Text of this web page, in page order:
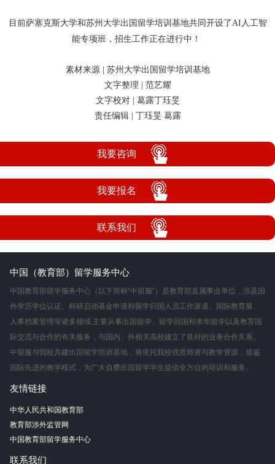
目前萨塞克斯大学和苏州大学出国留学培训基地共同开设了AI 人工智
能专项班，招生工作正在进行中！
素材来源 | 苏州大学出国留学培训基地
文字整理 | 范艺耀
文字校对 | 葛露丁珏旻
责任编辑 | 丁珏旻 葛露
我要咨询
我要报名
联系我们
中国（教育部）留学服务中心
中国教育部留学服务中心（以下简称“中留服”）是教育部直属事业单位，涉及国
外学历学位认证、科研启动基金申请和留学归国人员工作派遣、国际教育展、
人事档案管理等诸多领域,主要从事出国留学、留学回国和来华留学以及教育国
际交流与合作的有关服务，与国内、外相关高校建立了良好的业务合作关系。
中留服与我校共建出国留学培训基地，将依托我校优质师资与教学资源，借鉴
国际先进的教学模式，为广大自费出国留学学生提供全方位的培训和服务。
友情链接
中华人民共和国教育部
教育部涉外监管网
中国教育部留学服务中心
联系我们